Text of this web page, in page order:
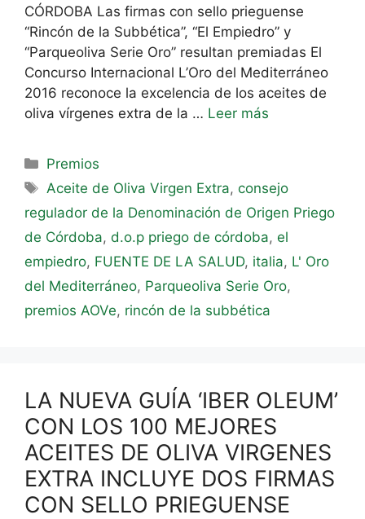
CÓRDOBA Las firmas con sello prieguense
“Rincón de la Subbética”, “El Empiedro” y
“Parqueoliva Serie Oro” resultan premiadas El
Concurso Internacional L’Oro del Mediterráneo
2016 reconoce la excelencia de los aceites de
oliva vírgenes extra de la … Leer más
Premios
Aceite de Oliva Virgen Extra,consejo
regulador de la Denominación de Origen Priego
de Córdoba, d.o.p priego de córdoba, el
empiedro, FUENTE DE LA SALUD, italia, L' Oro
del Mediterráneo, Parqueoliva Serie Oro,
premios AOVe, rincón de la subbética
LA NUEVA GUÍA ‘IBER OLEUM’
CON LOS 100 MEJORES
ACEITES DE OLIVA VIRGENES
EXTRA INCLUYE DOS FIRMAS
CON SELLO PRIEGUENSE